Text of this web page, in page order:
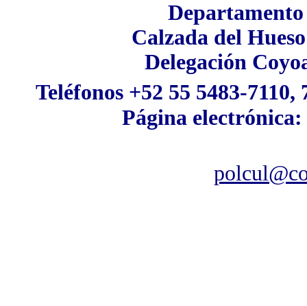
Calzada del
Delegación
Teléfonos +52 55 5483-7110,
Página electrónica: